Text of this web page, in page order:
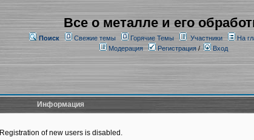
Все о металле и его
Поиск Свежие темы Горячие Темы Участники
На
Модерация
Регистрация/ Вход
Информация
Registration of new users is disabled.